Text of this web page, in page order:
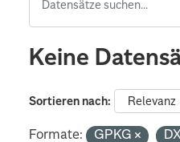
Keine
Sortieren nach
Formate: GPKG